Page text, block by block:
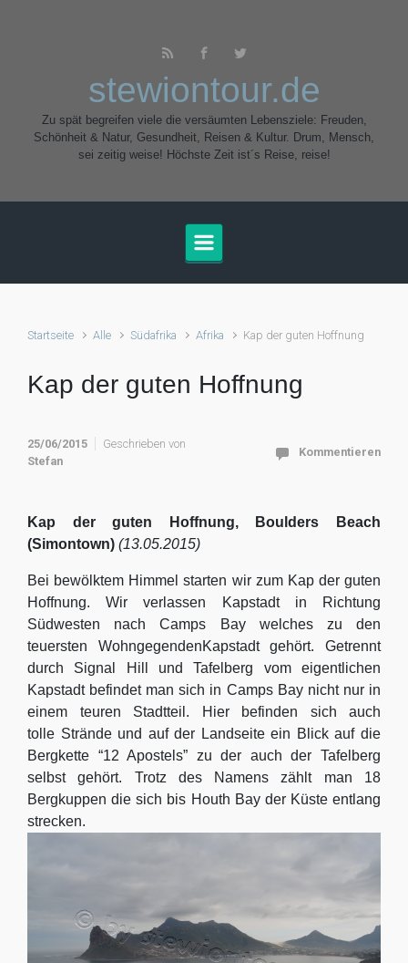
stewiontour.de
Zu spät begreifen viele die versäumten Lebensziele: Freuden,
Schönheit & Natur, Gesundheit, Reisen & Kultur. Drum, Mensch,
sei zeitig weise! Höchste Zeit ist´s Reise, reise!
Startseite Alle Südafrika Afrika Kap der guten Hoffnung
Kap der guten Hoffnung
25/06/2015
Geschrieben von
Stefan
Kommentieren
Kap der guten Hoffnung, Boulders Beach
(Simontown) (13.05.2015)
Bei bewölktem Himmel starten wir zum Kap der guten
Hoffnung. Wir verlassen Kapstadt in Richtung
Südwesten nach Camps Bay welches zu den
teuersten WohngegendenKapstadt gehört. Getrennt
durch Signal Hill und Tafelberg vom eigentlichen
Kapstadt befindet man sich in Camps Bay nicht nur in
einem teuren Stadtteil. Hier befinden sich auch
tolle Strände und auf der Landseite ein Blick auf die
Bergkette “12 Apostels” zu der auch der Tafelberg
selbst gehört. Trotz des Namens zählt man 18
Bergkuppen die sich bis Houth Bay der Küste entlang
strecken.